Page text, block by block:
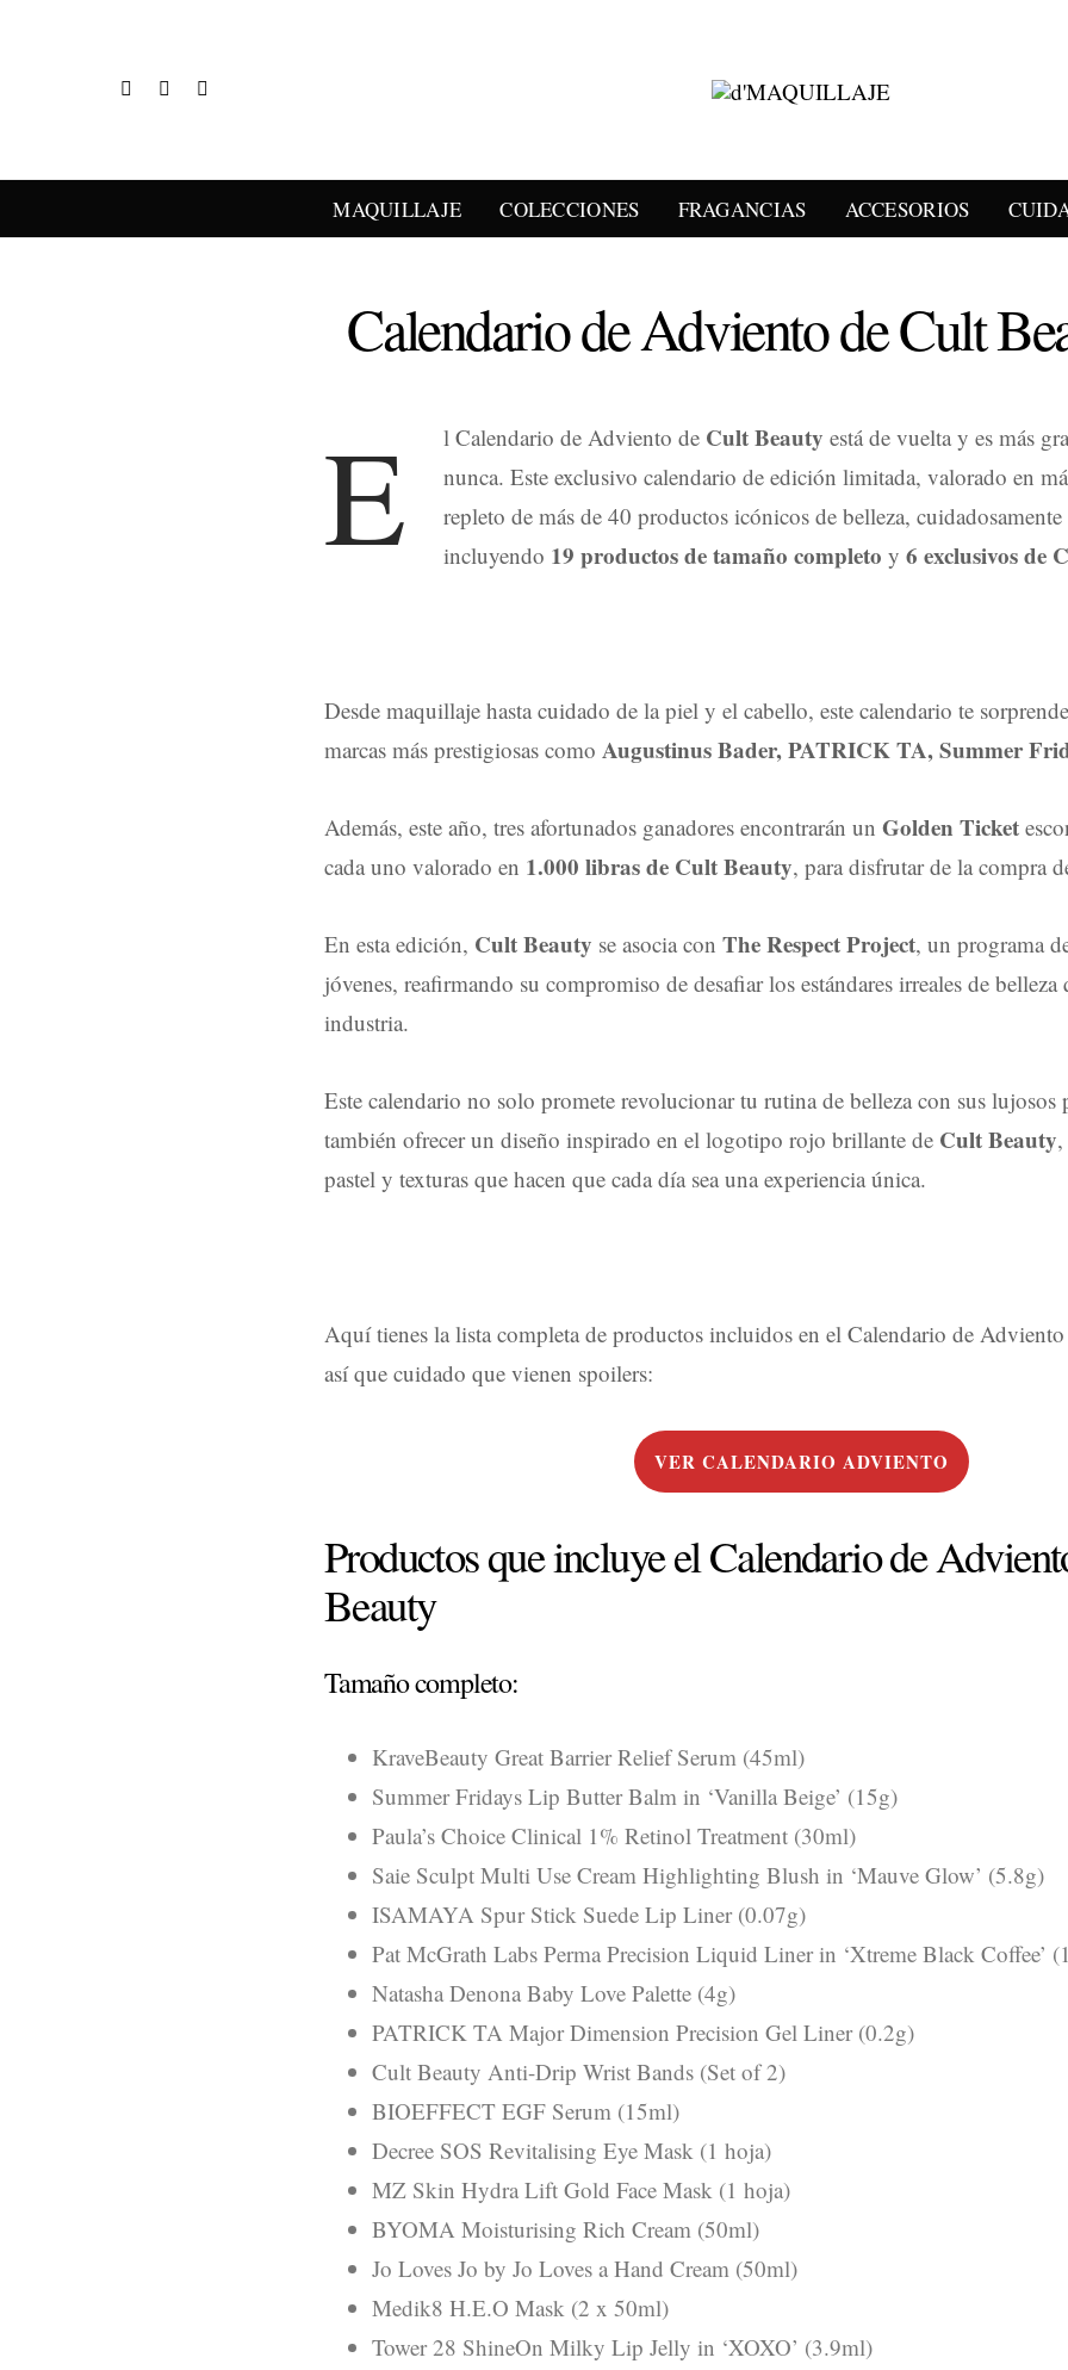
MAQUILLAJE COLECCIONES FRAGANCIAS ACCESORIOS
Calendario de Adviento de Cult
E l Calendario de Adviento de Cult Beauty está de vuelta y es más
nunca. Este exclusivo calendario de edición limitada, valorado en
repleto de más de 40 productos icónicos de belleza, cuidadosamente
incluyendo 19 productos de tamaño completo y 6 exclusivos de
Desde maquillaje hasta cuidado de la piel y el cabello, este calendario te
marcas más prestigiosas como Augustinus Bader, PATRICK TA, Summer
Además, este año, tres afortunados ganadores encontrarán un Golden Ticket
cada uno valorado en 1.000 libras de Cult Beauty, para disfrutar de la compra
En esta edición, Cult Beauty se asocia con The Respect Project, un programa
jóvenes, reafirmando su compromiso de desafiar los estándares irreales de
industria.
Este calendario no solo promete revolucionar tu rutina de belleza con sus lujosos
también ofrecer un diseño inspirado en el logotipo rojo brillante de Cult Beauty
pastel y texturas que hacen que cada día sea una experiencia única.
Aquí tienes la lista completa de productos incluidos en el Calendario de
así que cuidado que vienen spoilers:
VER CALENDARIO ADVIENTO
Productos que incluye el Calendario de
Beauty
Tamaño completo:
KraveBeauty Great Barrier Relief Serum (45ml)
Summer Fridays Lip Butter Balm in ‘Vanilla Beige’ (15g)
Paula’s Choice Clinical 1% Retinol Treatment (30ml)
Saie Sculpt Multi Use Cream Highlighting Blush in ‘Mauve Glow’ (5.8g)
ISAMAYA Spur Stick Suede Lip Liner (0.07g)
Pat McGrath Labs Perma Precision Liquid Liner in ‘Xtreme Black Coffee’
Natasha Denona Baby Love Palette (4g)
PATRICK TA Major Dimension Precision Gel Liner (0.2g)
Cult Beauty Anti-Drip Wrist Bands (Set of 2)
BIOEFFECT EGF Serum (15ml)
Decree SOS Revitalising Eye Mask (1 hoja)
MZ Skin Hydra Lift Gold Face Mask (1 hoja)
BYOMA Moisturising Rich Cream (50ml)
Jo Loves Jo by Jo Loves a Hand Cream (50ml)
Medik8 H.E.O Mask (2 x 50ml)
Tower 28 ShineOn Milky Lip Jelly in ‘XOXO’ (3.9ml)